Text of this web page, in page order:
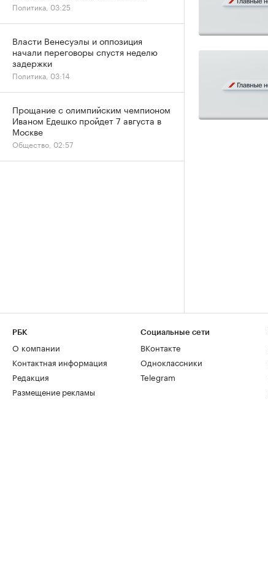
Политика, 03:25
Власти Венесуэлы и оппозиция
начали переговоры спустя неделю
задержки
Политика, 03:14
Прощание с олимпийским чемпионом
Иваном Едешко пройдет 7 августа в
Москве
Общество, 02:57
РБК
О компании
Контактная информация
Редакция
Размещение рекламы
Социальные сети
ВКонтакте
Одноклассники
Telegram